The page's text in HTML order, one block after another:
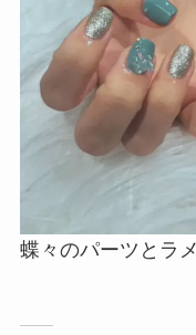
蝶々のパーツとラ